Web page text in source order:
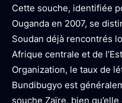
Cette souche, identifiée
Ouganda en 2007, se
Soudan déjà rencontrés
Afrique centrale et de
Organization, le taux de
Bundibugyo est
souche Zaïre, bien